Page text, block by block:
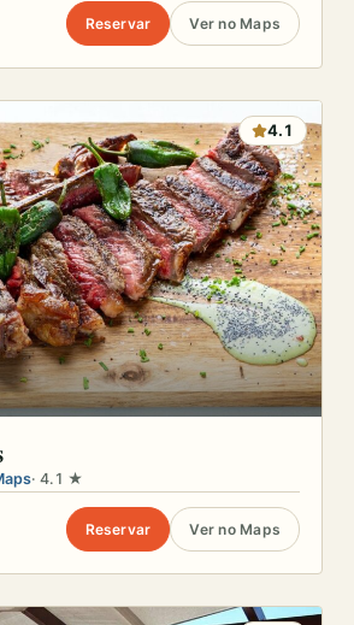
Reservar Ver no Maps
4.1
· 4.1 ★
Reservar Ver no Maps